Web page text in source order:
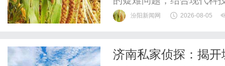
汾阳新闻网 2026-08-05
济南私家侦探：揭